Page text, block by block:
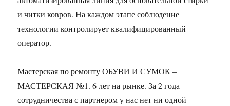
и читки ковров. На каждом этапе соблюдение
технологии контролирует квалифицированный
оператор.
Мастерская по ремонту ОБУВИ И СУМОК –
МАСТЕРСКАЯ №1. 6 лет на рынке. За 2 года
сотрудничества с партнером у нас нет ни одной